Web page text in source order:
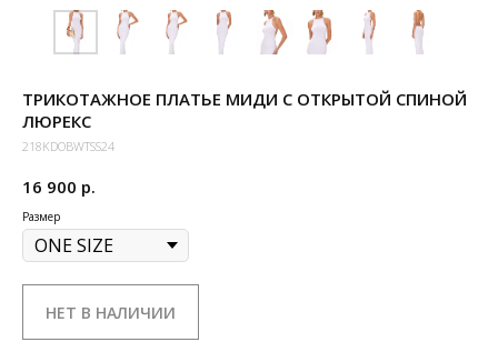
ТРИКОТАЖНОЕ ПЛАТЬЕ МИДИ С ОТКРЫТОЙ СПИНОЙ
ЛЮРЕКС
218KDOBWTSS24
16 900 р.
Размер
НЕТ В НАЛИЧИИ